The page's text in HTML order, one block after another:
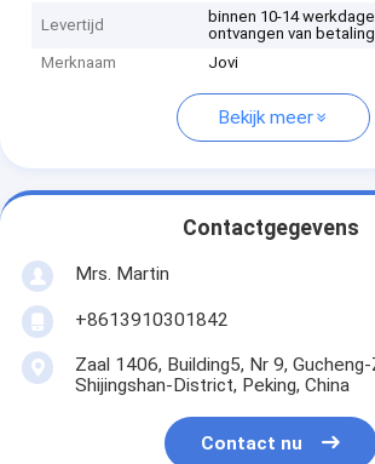
Levertijd
binnen 10-14
ontvangen van betaling
Merknaam
Jovi
Bekijk meer
Contactgegevens
Mrs. Martin
+8613910301842
Zaal 1406, Building5, Nr 9,
Shijingshan-District, Peking, China
Contact nu